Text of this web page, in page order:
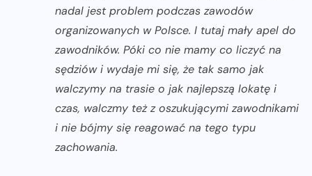
nadal jest problem podczas zawodów
organizowanych w Polsce. I tutaj mały apel do
zawodników. Póki co nie mamy co liczyć na
sędziów i wydaje mi się, że tak samo jak
walczymy na trasie o jak najlepszą lokatę i
czas, walczmy też z oszukującymi zawodnikami
i nie bójmy się reagować na tego typu
zachowania.